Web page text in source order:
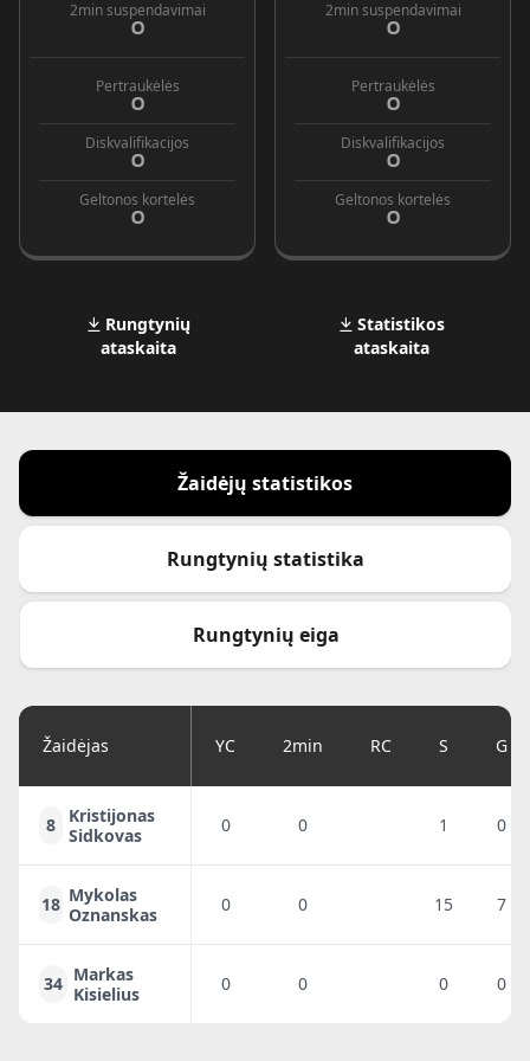
2min suspendavimai
0
Pertraukėlės
0
Diskvalifikacijos
0
Geltonos kortelės
0
2min suspendavimai
0
Pertraukėlės
0
Diskvalifikacijos
0
Geltonos kortelės
0
Rungtynių
ataskaita
Statistikos
ataskaita
Žaidėjų statistikos
Rungtynių statistika
Rungtynių eiga
Žaidėjas YC 2min RC S G
8
Kristijonas
Sidkovas
0 0 1 0
18 Mykolas
Oznanskas
0 0 15 7
34 Markas
Kisielius
0 0 0 0